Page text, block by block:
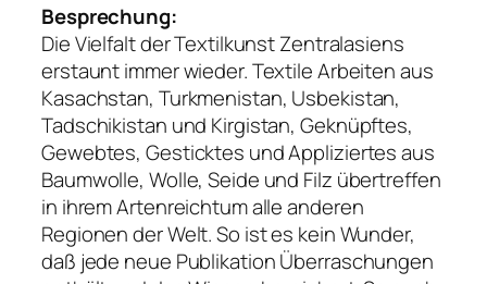
Besprechung:
Die Vielfalt der Textilkunst Zentralasiens
erstaunt immer wieder. Textile Arbeiten aus
Kasachstan, Turkmenistan, Usbekistan,
Tadschikistan und Kirgistan, Geknüpftes,
Gewebtes, Gesticktes und Appliziertes aus
Baumwolle, Wolle, Seide und Filz übertreffen
in ihrem Artenreichtum alle anderen
Regionen der Welt. So ist es kein Wunder,
daß jede neue Publikation Überraschungen